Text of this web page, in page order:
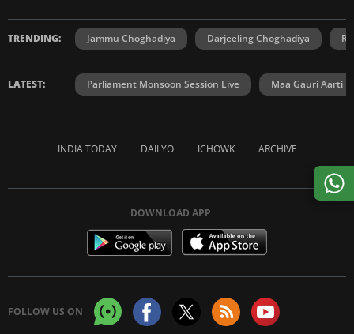
TRENDING: Jammu Choghadiya Darjeeling Choghadiya
LATEST: Parliament Monsoon Session Live Maa Gauri Aarti
INDIA TODAY DAILYO ICHOWK ARCHIVE
DOWNLOAD APP
FOLLOW US ON